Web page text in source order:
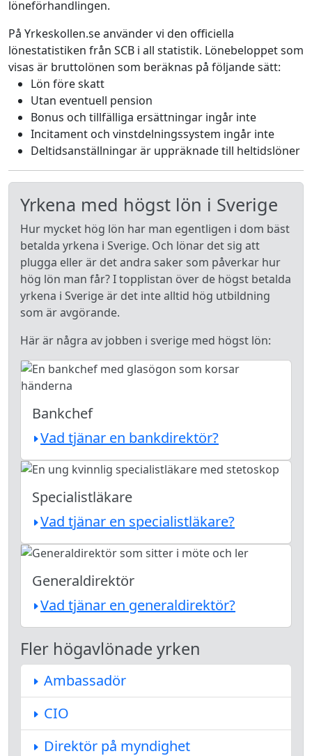
löneförhandlingen.
På Yrkeskollen.se använder vi den officiella
lönestatistiken från SCB i all statistik. Lönebeloppet som
visas är bruttolönen som beräknas på följande sätt:
Lön före skatt
Utan eventuell pension
Bonus och tillfälliga ersättningar ingår inte
Incitament och vinstdelningssystem ingår inte
Deltidsanställningar är uppräknade till heltidslöner
Yrkena med högst lön i Sverige
Hur mycket hög lön har man egentligen i dom bäst
betalda yrkena i Sverige. Och lönar det sig att
plugga eller är det andra saker som påverkar hur
hög lön man får? I topplistan över de högst betalda
yrkena i Sverige är det inte alltid hög utbildning
som är avgörande.
Här är några av jobben i sverige med högst lön:
Bankchef
Vad tjänar en bankdirektör?
Specialistläkare
Vad tjänar en specialistläkare?
Generaldirektör
Vad tjänar en generaldirektör?
Fler högavlönade yrken
Ambassadör
CIO
Direktör på myndighet